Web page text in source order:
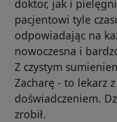
doktor, jak i
pacjentowi tyle
odpowiadając na
nowoczesna i
Z czystym
Zacharę - to lekarz
doświadczeniem.
zrobił.